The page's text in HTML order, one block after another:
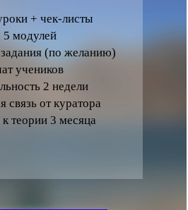
+ чек-листы
5 модулей
(по желанию)
учеников
2 недели
связь от куратора
к теории 3 месяца